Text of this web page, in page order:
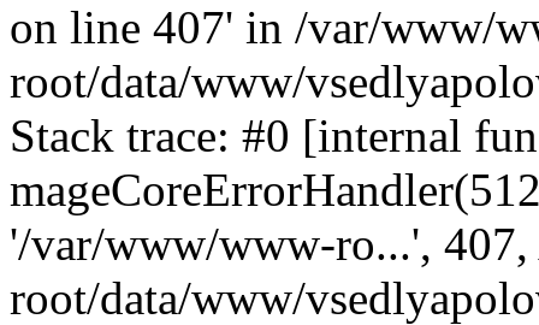
on line 407' in /var/www/
root/data/www/
Stack trace: #0 [internal
'/var/www/www-ro...',
root/data/www/